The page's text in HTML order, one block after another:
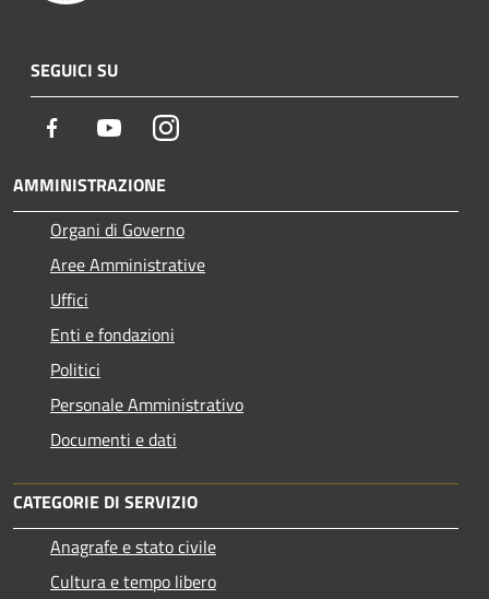
SEGUICI SU
Facebook YoutubeInstagram
AMMINISTRAZIONE
Organi di Governo
Aree Amministrative
Uffici
Enti e fondazioni
Politici
Personale Amministrativo
Documenti e dati
CATEGORIE DI SERVIZIO
Anagrafe e stato civile
Cultura e tempo libero